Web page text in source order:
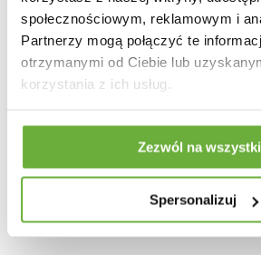
społecznościowym, reklamowym i
Partnerzy mogą połączyć te
otrzymanymi od Ciebie lub
korzystania z ich usług.
Zezwól na
Spersonalizuj
STOLIK KAWOWY MAMMUT X
1 087,56 zł1 221,98 zł -11%